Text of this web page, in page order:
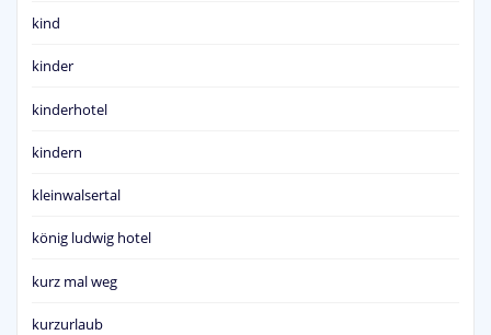
kind
kinder
kinderhotel
kindern
kleinwalsertal
könig ludwig hotel
kurz mal weg
kurzurlaub